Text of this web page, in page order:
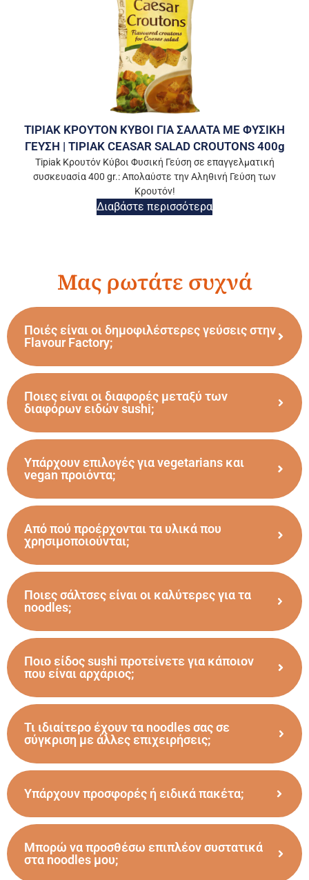
TIPIAK ΚΡΟΥΤΟΝ ΚΥΒΟΙ ΓΙΑ ΣΑΛΑΤΑ ΜΕ ΦΥΣΙΚΗ
ΓΕΥΣΗ | TIPIAK CEASAR SALAD CROUTONS 400g
Tipiak Κρουτόν Κύβοι Φυσική Γεύση σε επαγγελματική
συσκευασία 400 gr.: Απολαύστε την Αληθινή Γεύση των
Κρουτόν!
Διαβάστε περισσότερα
Μας ρωτάτε συχνά
Ποιές είναι οι δημοφιλέστερες γεύσεις στην
Flavour Factory;
Ποιες είναι οι διαφορές μεταξύ των
διαφόρων ειδών sushi;
Υπάρχουν επιλογές για vegetarians και
vegan προιόντα;
Από πού προέρχονται τα υλικά που
χρησιμοποιούνται;
Ποιες σάλτσες είναι οι καλύτερες για τα
noodles;
Ποιο είδος sushi προτείνετε για κάποιον
που είναι αρχάριος;
Τι ιδιαίτερο έχουν τα noodles σας σε
σύγκριση με άλλες επιχειρήσεις;
Υπάρχουν προσφορές ή ειδικά πακέτα;
Μπορώ να προσθέσω επιπλέον συστατικά
στα noodles μου;